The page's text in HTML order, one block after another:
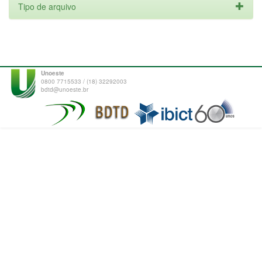
Tipo de arquivo
Unoeste
0800 7715533 / (18) 32292003
bdtd@unoeste.br